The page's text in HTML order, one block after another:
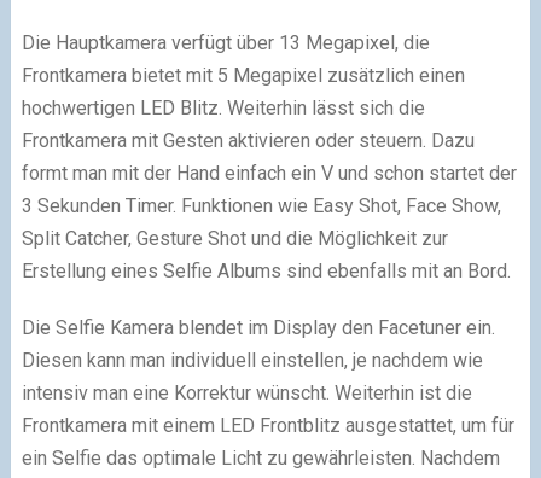
Die Hauptkamera verfügt über 13 Megapixel, die
Frontkamera bietet mit 5 Megapixel zusätzlich einen
hochwertigen LED Blitz. Weiterhin lässt sich die
Frontkamera mit Gesten aktivieren oder steuern. Dazu
formt man mit der Hand einfach ein V und schon startet der
3 Sekunden Timer. Funktionen wie Easy Shot, Face Show,
Split Catcher, Gesture Shot und die Möglichkeit zur
Erstellung eines Selfie Albums sind ebenfalls mit an Bord.
Die Selfie Kamera blendet im Display den Facetuner ein.
Diesen kann man individuell einstellen, je nachdem wie
intensiv man eine Korrektur wünscht. Weiterhin ist die
Frontkamera mit einem LED Frontblitz ausgestattet, um für
ein Selfie das optimale Licht zu gewährleisten. Nachdem